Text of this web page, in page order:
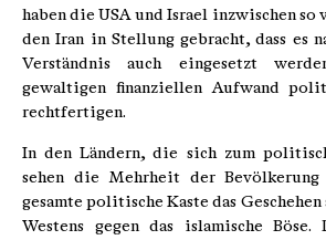
haben die USA und Israel inzwischen
den Iran in Stellung gebracht, dass es
Verständnis auch eingesetzt
gewaltigen finanziellen Aufwand
rechtfertigen.
In den Ländern, die sich zum
sehen die Mehrheit der
gesamte politische Kaste das
Westens gegen das islamische Böse.